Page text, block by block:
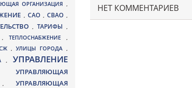
НЕТ КОММЕНТАРИЕВ
ОРГАНИЗАЦИЯ ,
, САО , СВАО ,
, ТАРИФЫ ,
, ТЕПЛОСНАБЖЕНИЕ ,
, УЛИЦЫ ГОРОДА ,
, УПРАВЛЕНИЕ
УПРАВЛЯЮЩАЯ
, УПРАВЛЯЮЩАЯ